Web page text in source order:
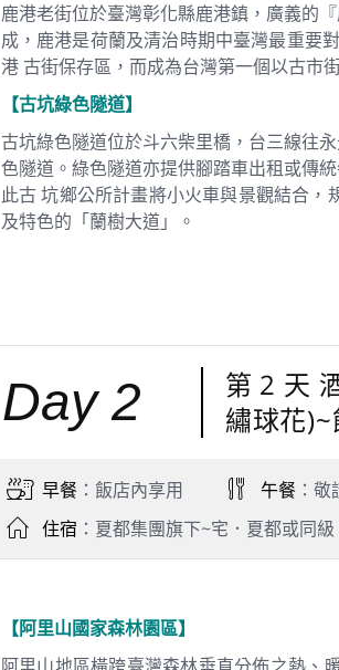
鹿港老街位於臺灣彰化縣鹿港鎮，廣義的
成，鹿港是荷蘭及清治時期中臺灣最重要
港 古街保存區，而成為台灣第一個以古市
【古坑綠色隧道】
古坑綠色隧道位於斗六柴里橋，台三線往
色隧道。綠色隧道亦提供腳踏車出租或傳
此古 坑鄉公所計畫將小火車與景觀結合
及特色的「蘭樹大道」。
Day 2
第 2 天
繡球花
早餐：飯店內享用 午餐：敬
住宿 ：夏都集團旗下~宅．夏都或同級
【阿里山國家森林園區】